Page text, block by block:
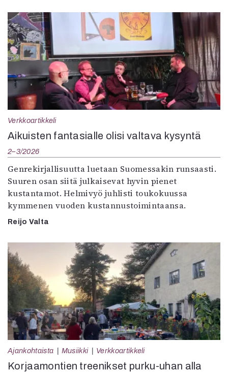
Verkkoartikkeli
Aikuisten fantasialle olisi valtava kysyntä
2–3/2026
Genrekirjallisuutta luetaan Suomessakin runsaasti.
Suuren osan siitä julkaisevat hyvin pienet
kustantamot. Helmivyö juhlisti toukokuussa
kymmenen vuoden kustannustoimintaansa.
Reijo Valta
Ajankohtaista Musiikki Verkkoartikkeli
Korjaamontien treenikset purku-uhan alla